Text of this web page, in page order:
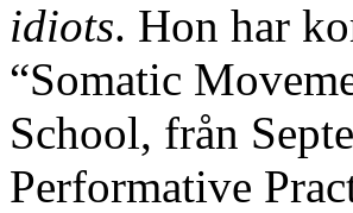
idiots. Hon har
“Somatic
School, från
Performative